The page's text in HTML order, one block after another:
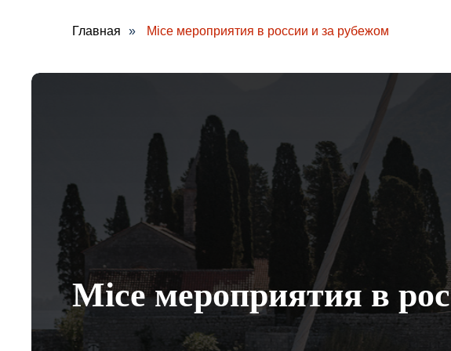
Главная » Mice мероприятия в россии и за рубежом
Mice мероприятия в